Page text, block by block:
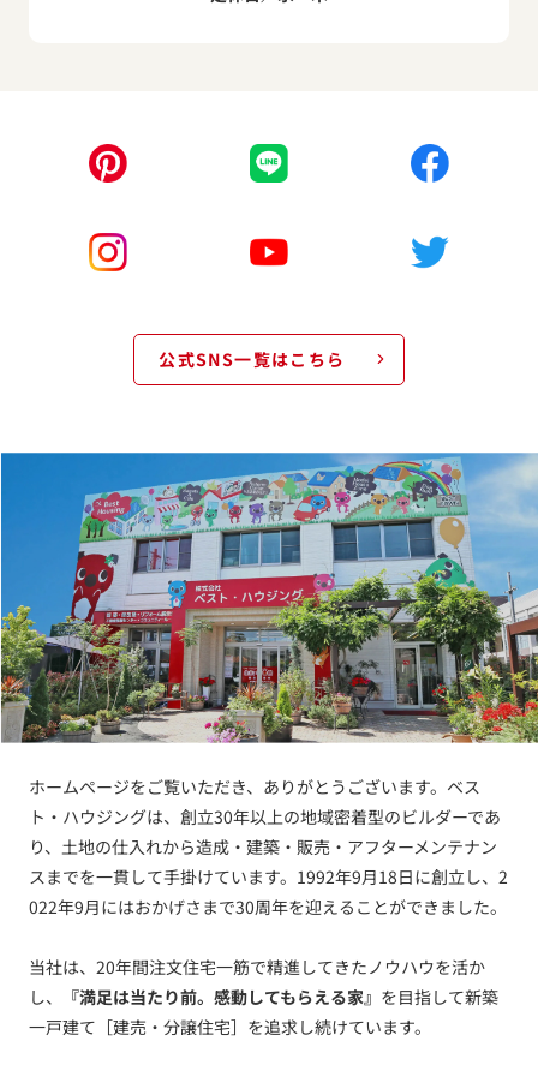
公式SNS一覧はこちら
ホームページをご覧いただき、ありがとうございます。ベス
ト・ハウジングは、創立30年以上の地域密着型のビルダーであ
り、土地の仕入れから造成・建築・販売・アフターメンテナン
スまでを一貫して手掛けています。1992年9月18日に創立し、2
022年9月にはおかげさまで30周年を迎えることができました。
当社は、20年間注文住宅一筋で精進してきたノウハウを活か
し、
『満足は当たり前。感動してもらえる家』 を目指して新築
一戸建て［建売・分譲住宅］を追求し続けています。